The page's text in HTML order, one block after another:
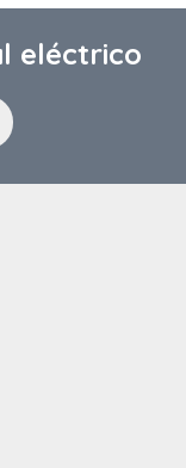
eléctrico